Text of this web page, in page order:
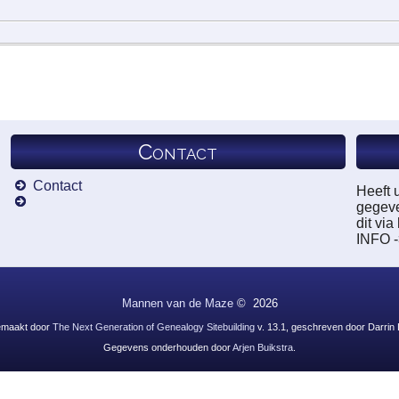
Contact
Contact
Heeft
dit via
INFO
Mannen van de Maze© 2026
door The Next Generation of Genealogy Sitebuildingv. 13.1, geschreven door Darrin
Gegevens onderhouden doorArjen Buikstra